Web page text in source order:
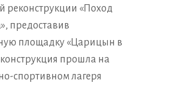
реконструкции «Поход
предоставив
площадку «Царицын в
прошла на
спортивном лагеря